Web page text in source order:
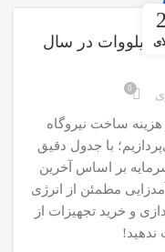
درآمد نیروگاه خورشیدی ۵ تا ۲۰ کیلووات در سال
0
ساخت نیروگاه
کیلووات می‌پردازیم؛ با جدول دقیق
بر اساس آخرین
اگر قصد درآمدزایی مطمئن از انرژی
و خرید تجهیزات از
ندهید!